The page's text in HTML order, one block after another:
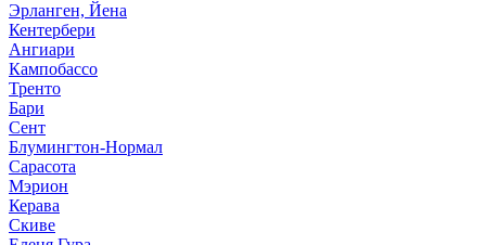
Эрланген, Йена
Кентербери
Ангиари
Кампобассо
Тренто
Бари
Сент
Блумингтон-Нормал
Сарасота
Мэрион
Керава
Скиве